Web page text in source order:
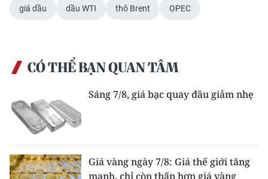
THỜI NAY
NHÂN DÂN CUỐI TUẦN
NHÂN DÂN HẰNG THÁNG
giá dầu dầu WTI thô Brent OPEC
CÓ THỂ BẠN QUAN TÂM
Sáng 7/8, giá bạc quay đầu giảm nhẹ
Giá vàng ngày 7/8: Giá thế giới tăng
mạnh, chỉ còn thấp hơn giá vàng